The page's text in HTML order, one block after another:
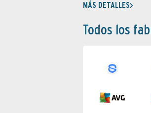
MÁS DETALLES
Todos los